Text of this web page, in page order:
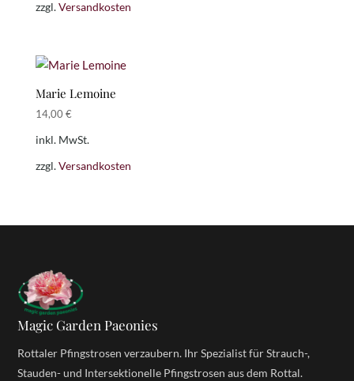
zzgl.Versandkosten
Marie Lemoine
14,00 €
inkl. MwSt.
zzgl.Versandkosten
Magic Garden Paeonies
Rottaler Pfingstrosen verzaubern. Ihr Spezialist für Strauch-,
Stauden- und Intersektionelle Pfingstrosen aus dem Rottal.